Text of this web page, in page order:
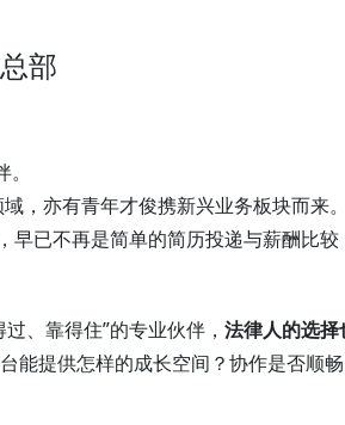
部
，亦有青年才俊携新兴业务板块而来
早已不再是简单的简历投递与薪酬比较
、靠得住”的专业伙伴， 法律人的选择
能提供怎样的成长空间？协作是否顺